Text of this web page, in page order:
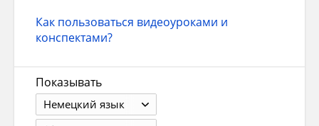
Как пользоваться видеоуроками и
конспектами?
Показывать
Немецкий язык